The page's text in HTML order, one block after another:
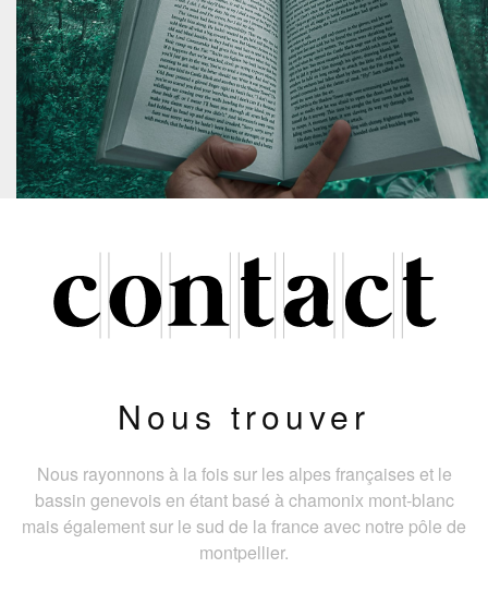
Nous trouver
Nous rayonnons à la fois sur les alpes françaises et le
bassin genevois en étant basé à chamonix mont-blanc
mais également sur le sud de la france avec notre pôle de
montpellier.